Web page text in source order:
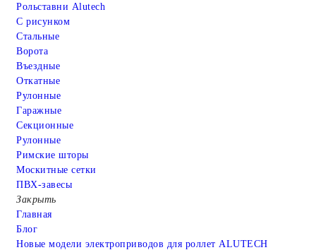
Рольставни Alutech
С рисунком
Стальные
Ворота
Въездные
Откатные
Рулонные
Гаражные
Cекционные
Рулонные
Римские шторы
Москитные сетки
ПВХ-завесы
Закрыть
Главная
Блог
Новые модели электроприводов для роллет ALUTECH